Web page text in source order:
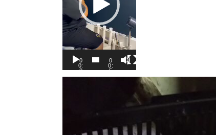
ー
ヤ
ー
0
0:
0
0
0
0:
5
9